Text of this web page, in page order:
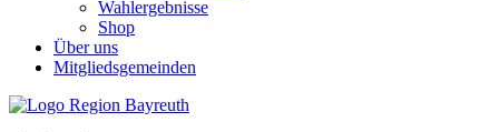
Wahlergebnisse
Shop
Über uns
Mitgliedsgemeinden